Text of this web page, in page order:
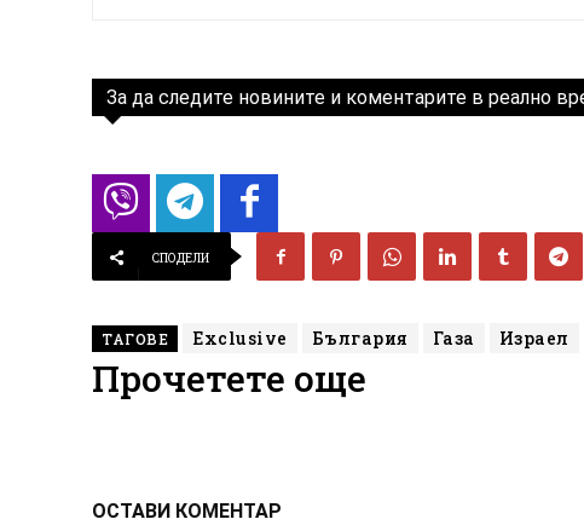
За да следите новините и коментарите в реално
СПОДЕЛИ
ТАГОВЕ Exclusive България Газа Израел
Прочетете още
ОСТАВИ КОМЕНТАР